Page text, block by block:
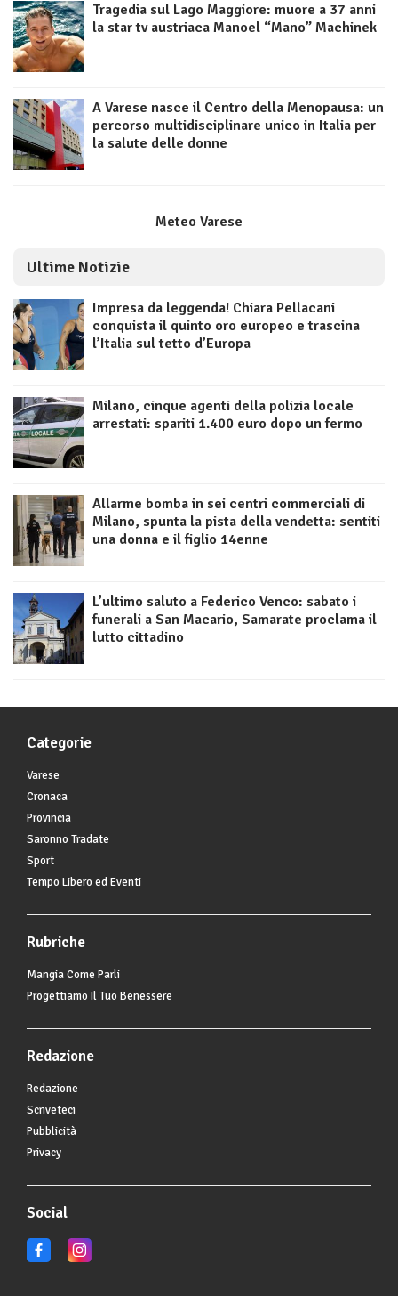
Tragedia sul Lago Maggiore: muore a 37 anni
la star tv austriaca Manoel “Mano” Machinek
A Varese nasce il Centro della Menopausa: un
percorso multidisciplinare unico in Italia per
la salute delle donne
Meteo Varese
Ultime Notizie
Impresa da leggenda! Chiara Pellacani
conquista il quinto oro europeo e trascina
l’Italia sul tetto d’Europa
Milano, cinque agenti della polizia locale
arrestati: spariti 1.400 euro dopo un fermo
Allarme bomba in sei centri commerciali di
Milano, spunta la pista della vendetta: sentiti
una donna e il figlio 14enne
L’ultimo saluto a Federico Venco: sabato i
funerali a San Macario, Samarate proclama il
lutto cittadino
Categorie
Varese
Cronaca
Provincia
Saronno Tradate
Sport
Tempo Libero ed Eventi
Rubriche
Mangia Come Parli
Progettiamo Il Tuo Benessere
Redazione
Redazione
Scriveteci
Pubblicità
Privacy
Social